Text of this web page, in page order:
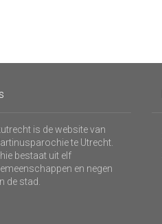
is de website van
te Utrecht.
bestaat uit elf
en negen
de stad.